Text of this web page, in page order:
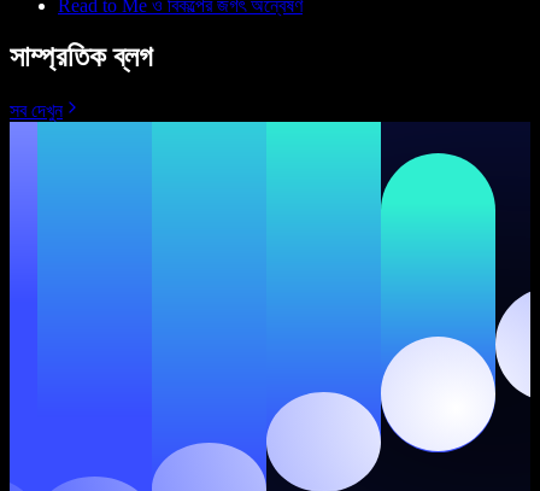
Read to Me ও বিকল্পের জগৎ অন্বেষণ
সাম্প্রতিক ব্লগ
সব দেখুন